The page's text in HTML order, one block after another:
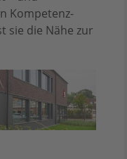
Kompetenz-
sie die Nähe zur